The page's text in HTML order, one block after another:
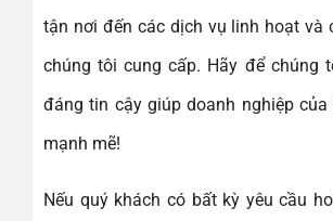
tận nơi đến các dịch vụ linh hoạt và
chúng tôi cung cấp. Hãy để chúng
đáng tin cậy giúp doanh nghiệp của
mạnh mẽ!
Nếu quý khách có bất kỳ yêu cầu